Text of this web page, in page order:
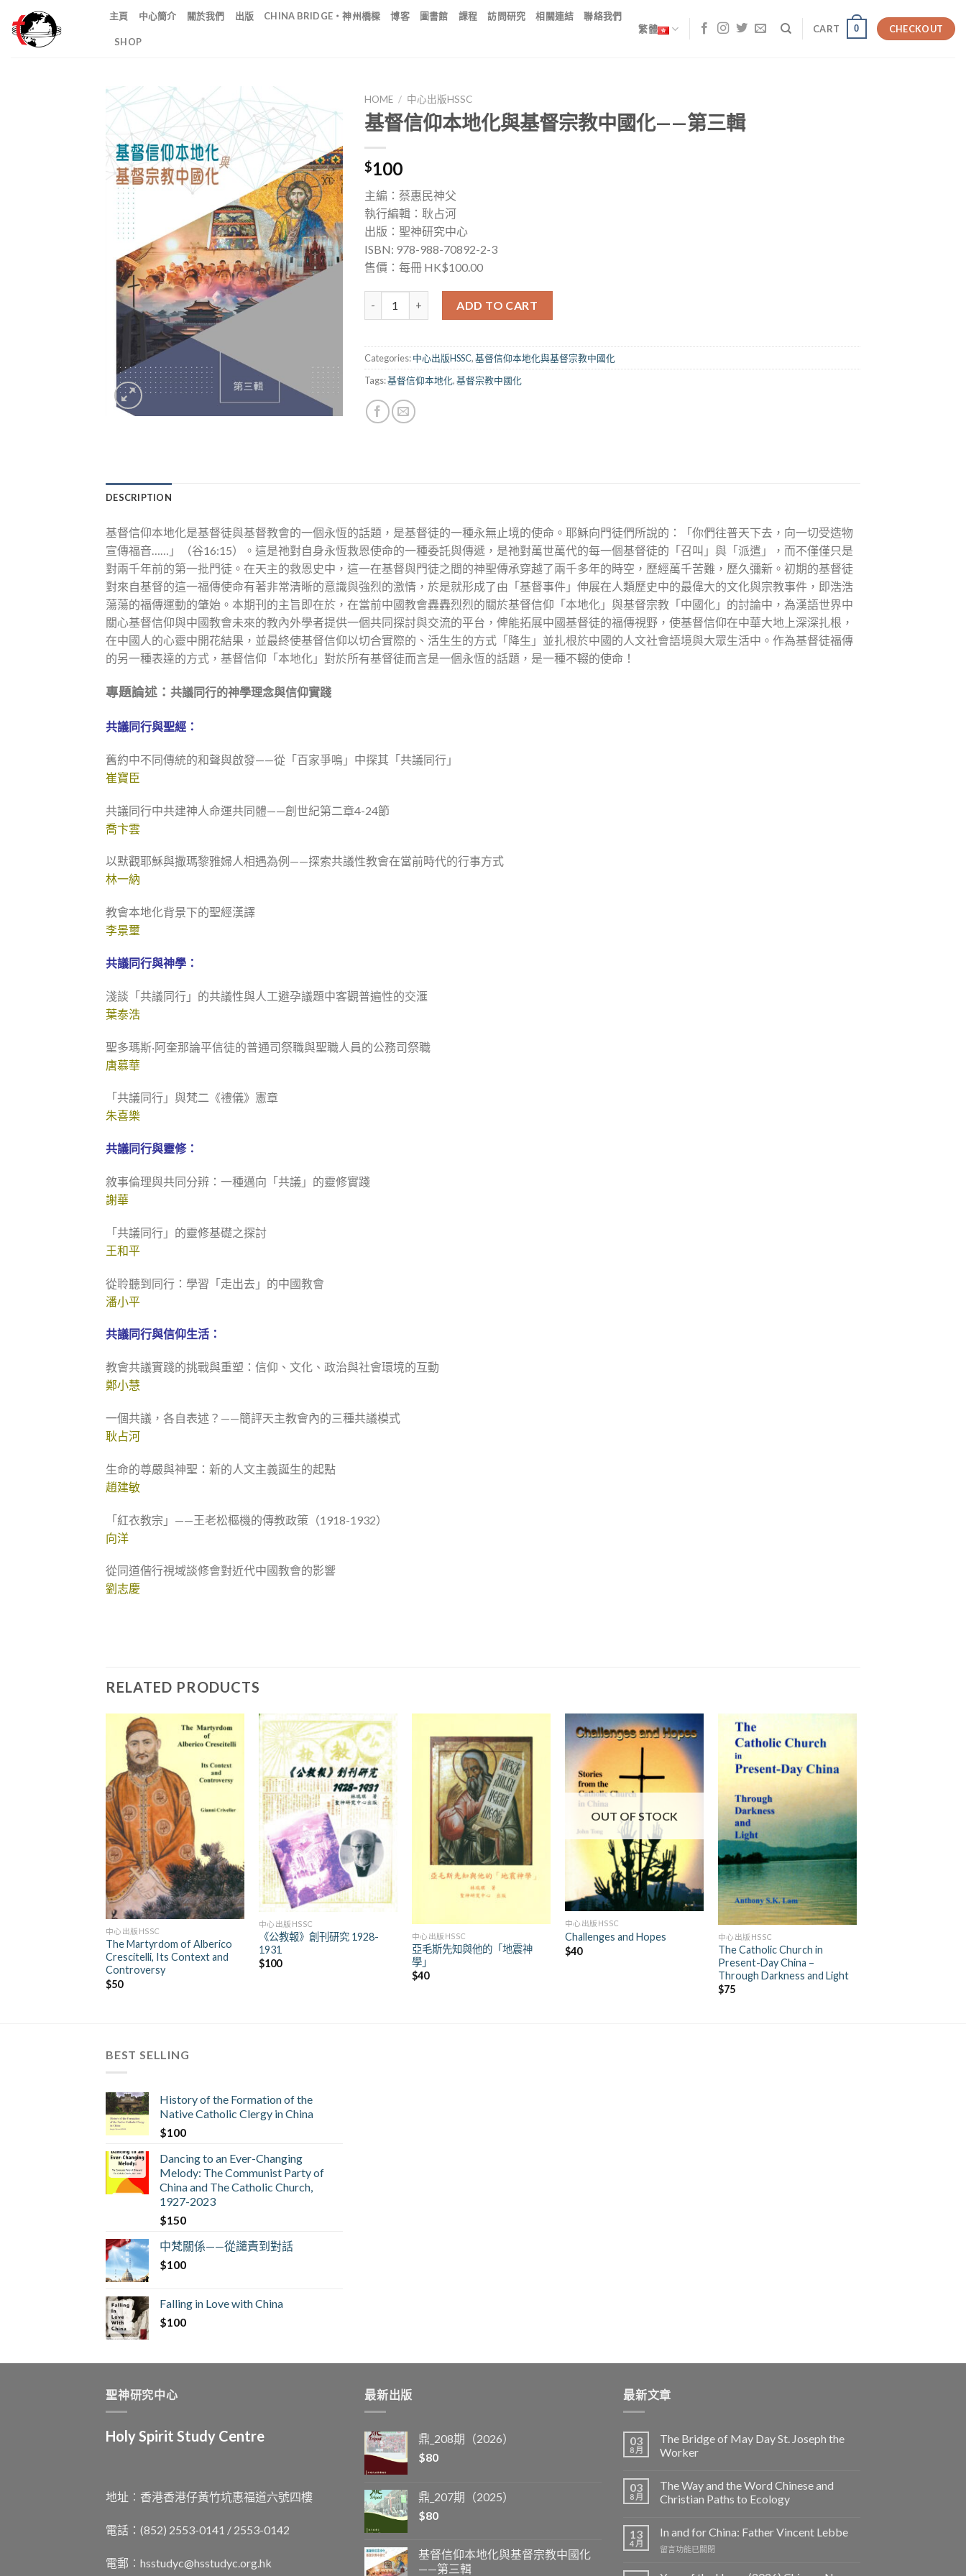
content
主頁 中心簡介 關於我們 出版 CHINA BRIDGE・神州橋樑 博客 圖書館 課程 訪問研究 相關連結 聯絡我們
SHOP
繁體 CART 0 CHECKOUT
HOME / 中心出版HSSC
基督信仰本地化與基督宗教中國化——第三輯
$100
主編：蔡惠民神父
執行編輯：耿占河
出版：聖神研究中心
ISBN: 978-988-70892-2-3
售價：每冊 HK$100.00
ADD TO CART
Categories:中心出版HSSC,基督信仰本地化與基督宗教中國化
Tags:基督信仰本地化,基督宗教中國化
DESCRIPTION
基督信仰本地化是基督徒與基督教會的一個永恆的話題，是基督徒的一種永無止境的使命。耶穌向門徒們所說的：「你們往普天下去，向一切受造物
宣傳福音……」（谷16:15）。這是祂對自身永恆救恩使命的一種委託與傳遞，是祂對萬世萬代的每一個基督徒的「召叫」與「派遣」，而不僅僅只是
對兩千年前的第一批門徒。在天主的救恩史中，這一在基督與門徒之間的神聖傳承穿越了兩千多年的時空，歷經萬千苦難，歷久彌新。初期的基督徒
對來自基督的這一福傳使命有著非常清晰的意識與強烈的激情，於是就形成了由「基督事件」伸展在人類歷史中的最偉大的文化與宗教事件，即浩浩
蕩蕩的福傳運動的肇始。本期刊的主旨即在於，在當前中國教會轟轟烈烈的關於基督信仰「本地化」與基督宗教「中國化」的討論中，為漢語世界中
關心基督信仰與中國教會未來的教內外學者提供一個共同探討與交流的平台，俾能拓展中國基督徒的福傳視野，使基督信仰在中華大地上深深扎根，
在中國人的心靈中開花結果，並最終使基督信仰以切合實際的、活生生的方式「降生」並扎根於中國的人文社會語境與大眾生活中。作為基督徒福傳
的另一種表達的方式，基督信仰「本地化」對於所有基督徒而言是一個永恆的話題，是一種不輟的使命！
專題論述： 共議同行的神學理念與信仰實踐
共議同行與聖經：
舊約中不同傳統的和聲與啟發——從「百家爭鳴」中探其「共議同行」
崔寶臣
共議同行中共建神人命運共同體——創世紀第二章4-24節
喬卞雲
以默觀耶穌與撒瑪黎雅婦人相遇為例——探索共議性教會在當前時代的行事方式
林一納
教會本地化背景下的聖經漢譯
李景壐
共議同行與神學：
淺談「共議同行」的共議性與人工避孕議題中客觀普遍性的交滙
葉泰浩
聖多瑪斯·阿奎那論平信徒的普通司祭職與聖職人員的公務司祭職
唐慕華
「共議同行」與梵二《禮儀》憲章
朱喜樂
共議同行與靈修：
敘事倫理與共同分辨：一種邁向「共議」的靈修實踐
謝華
「共議同行」的靈修基礎之探討
王和平
從聆聽到同行：學習「走出去」的中國教會
潘小平
共議同行與信仰生活：
教會共議實踐的挑戰與重塑：信仰、文化、政治與社會環境的互動
鄭小慧
一個共議，各自表述？——簡評天主教會內的三種共議模式
耿占河
生命的尊嚴與神聖：新的人文主義誕生的起點
趙建敏
「紅衣教宗」——王老松樞機的傳教政策（1918-1932）
向洋
從同道偕行視域談修會對近代中國教會的影響
劉志慶
RELATED PRODUCTS
中心出版HSSC
The Martyrdom of Alberico
Crescitelli, Its Context and
Controversy
$50
中心出版HSSC
《公教報》創刊研究 1928-
1931
$100
中心出版HSSC
亞毛斯先知與他的「地震神
學」
$40
+
OUT OF STOCK
中心出版HSSC
Challenges and Hopes
$40
中心出版HSSC
The Catholic Church in
Present-Day China –
Through Darkness and Light
$75
BEST SELLING
History of the Formation of the
Native Catholic Clergy in China
$100
Dancing to an Ever-Changing
Melody: The Communist Party of
China and The Catholic Church,
1927-2023
$150
中梵關係——從譴責到對話
$100
Falling in Love with China
$100
聖神研究中心
Holy Spirit Study Centre
地址︰香港香港仔黃竹坑惠福道六號四樓
電話：(852) 2553-0141 / 2553-0142
電郵︰ hsstudyc@hsstudyc.org.hk
最新出版
鼎_208期（2026）
$80
鼎_207期（2025）
$80
基督信仰本地化與基督宗教中國化
——第三輯
最新文章
03
8 月
The Bridge of May Day St. Joseph the
Worker
03
8 月
The Way and the Word Chinese and
Christian Paths to Ecology
13
4 月
In and for China: Father Vincent Lebbe
在
and
留言功能已關閉